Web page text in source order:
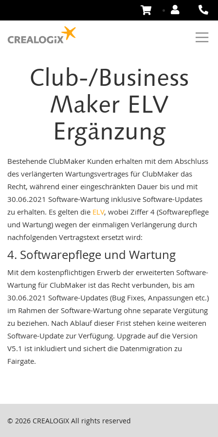
Zum
Inhalt
Club-/Business
Maker ELV
Ergänzung
Bestehende ClubMaker Kunden erhalten mit dem Abschluss
des verlängerten Wartungsvertrages für ClubMaker das
Recht, während einer eingeschränkten Dauer bis und mit
30.06.2021 Software-Wartung inklusive Software-Updates
zu erhalten. Es gelten die ELV, wobei Ziffer 4 (Softwarepflege
und Wartung) wegen der einmaligen Verlängerung durch
nachfolgenden Vertragstext ersetzt wird:
4. Softwarepflege und Wartung
Mit dem kostenpflichtigen Erwerb der erweiterten Software-
Wartung für ClubMaker ist das Recht verbunden, bis am
30.06.2021 Software-Updates (Bug Fixes, Anpassungen etc.)
im Rahmen der Software-Wartung ohne separate Vergütung
zu beziehen. Nach Ablauf dieser Frist stehen keine weiteren
Software-Update zur Verfügung. Upgrade auf die Version
V5.1 ist inkludiert und sichert die Datenmigration zu
Fairgate.
© 2026 CREALOGIX All rights reserved